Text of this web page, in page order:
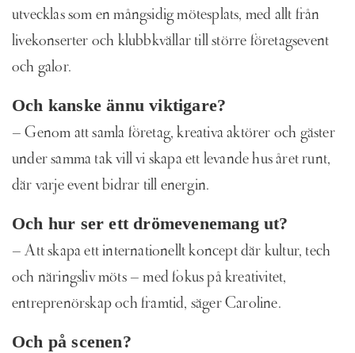
utvecklas som en mångsidig mötesplats, med allt från
livekonserter och klubbkvällar till större företagsevent
och galor.
Och kanske ännu viktigare?
– Genom att samla företag, kreativa aktörer och gäster
under samma tak vill vi skapa ett levande hus året runt,
där varje event bidrar till energin.
Och hur ser ett drömevenemang ut?
– Att skapa ett internationellt koncept där kultur, tech
och näringsliv möts – med fokus på kreativitet,
entreprenörskap och framtid, säger Caroline.
Och på scenen?